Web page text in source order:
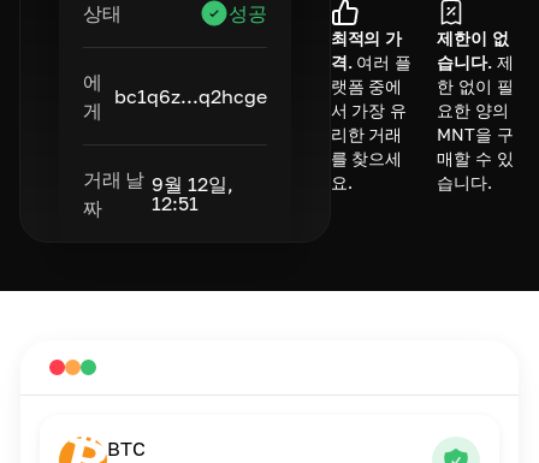
상태 성공
에
게
bc1q6z...q2hcge
거래 날
짜
9월 12일,
12:51
최적의 가
격. 여러 플
랫폼 중에
서 가장 유
리한 거래
를 찾으세
요.
제한이 없
습니다. 제
한 없이 필
요한 양의
MNT을 구
매할 수 있
습니다.
BTC